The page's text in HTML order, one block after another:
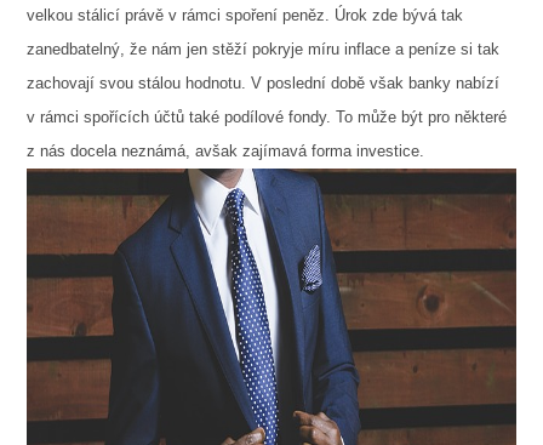
velkou stálicí právě v rámci spoření peněz. Úrok zde bývá tak
zanedbatelný, že nám jen stěží pokryje míru inflace a peníze si tak
zachovají svou stálou hodnotu. V poslední době však banky nabízí
v rámci spořících účtů také podílové fondy. To může být pro některé
z nás docela neznámá, avšak zajímavá forma investice.